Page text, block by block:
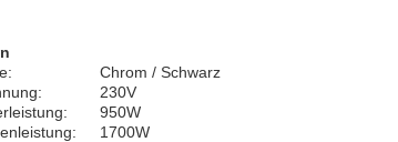
Chrom / Schwarz
230V
950W
1700W